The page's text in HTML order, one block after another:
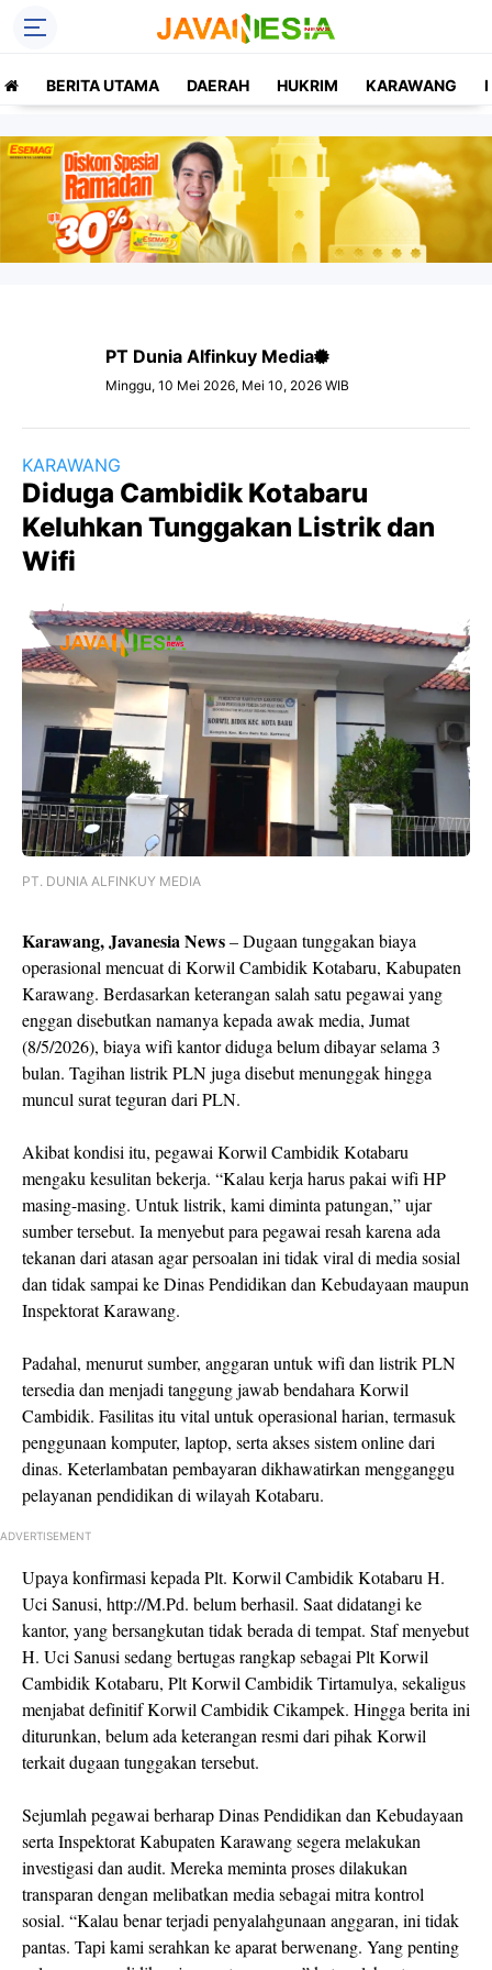
BERITA UTAMA DAERAH HUKRIM KARAWANG
PT Dunia Alfinkuy Media
Minggu, 10 Mei 2026, Mei 10, 2026 WIB
KARAWANG
Diduga Cambidik Kotabaru
Keluhkan Tunggakan Listrik dan
Wifi
PT. DUNIA ALFINKUY MEDIA
Karawang, Javanesia News– Dugaan tunggakan biaya
operasional mencuat di Korwil Cambidik Kotabaru, Kabupaten
Karawang. Berdasarkan keterangan salah satu pegawai yang
enggan disebutkan namanya kepada awak media, Jumat
(8/5/2026), biaya wifi kantor diduga belum dibayar selama 3
bulan. Tagihan listrik PLN juga disebut menunggak hingga
muncul surat teguran dari PLN.
Akibat kondisi itu, pegawai Korwil Cambidik Kotabaru
mengaku kesulitan bekerja. “Kalau kerja harus pakai wifi HP
masing-masing. Untuk listrik, kami diminta patungan,” ujar
sumber tersebut. Ia menyebut para pegawai resah karena ada
tekanan dari atasan agar persoalan ini tidak viral di media sosial
dan tidak sampai ke Dinas Pendidikan dan Kebudayaan maupun
Inspektorat Karawang.
Padahal, menurut sumber, anggaran untuk wifi dan listrik PLN
tersedia dan menjadi tanggung jawab bendahara Korwil
Cambidik. Fasilitas itu vital untuk operasional harian, termasuk
penggunaan komputer, laptop, serta akses sistem online dari
dinas. Keterlambatan pembayaran dikhawatirkan mengganggu
pelayanan pendidikan di wilayah Kotabaru.
ADVERTISEMENT
Upaya konfirmasi kepada Plt. Korwil Cambidik Kotabaru H.
Uci Sanusi, http://M.Pd. belum berhasil. Saat didatangi ke
kantor, yang bersangkutan tidak berada di tempat. Staf menyebut
H. Uci Sanusi sedang bertugas rangkap sebagai Plt Korwil
Cambidik Kotabaru, Plt Korwil Cambidik Tirtamulya, sekaligus
menjabat definitif Korwil Cambidik Cikampek. Hingga berita ini
diturunkan, belum ada keterangan resmi dari pihak Korwil
terkait dugaan tunggakan tersebut.
Sejumlah pegawai berharap Dinas Pendidikan dan Kebudayaan
serta Inspektorat Kabupaten Karawang segera melakukan
investigasi dan audit. Mereka meminta proses dilakukan
transparan dengan melibatkan media sebagai mitra kontrol
sosial. “Kalau benar terjadi penyalahgunaan anggaran, ini tidak
pantas. Tapi kami serahkan ke aparat berwenang. Yang penting